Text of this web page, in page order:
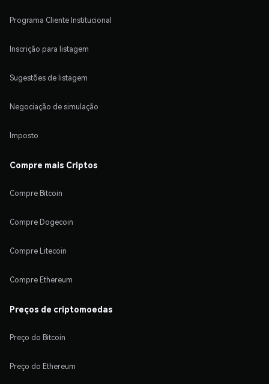
Programa Cliente Institucional
Inscrição para listagem
Sugestões de listagem
Negociação de simulação
Imposto
Compre mais Criptos
Compre Bitcoin
Compre Dogecoin
Compre Litecoin
Compre Ethereum
Preços de criptomoedas
Preço do Bitcoin
Preço do Ethereum